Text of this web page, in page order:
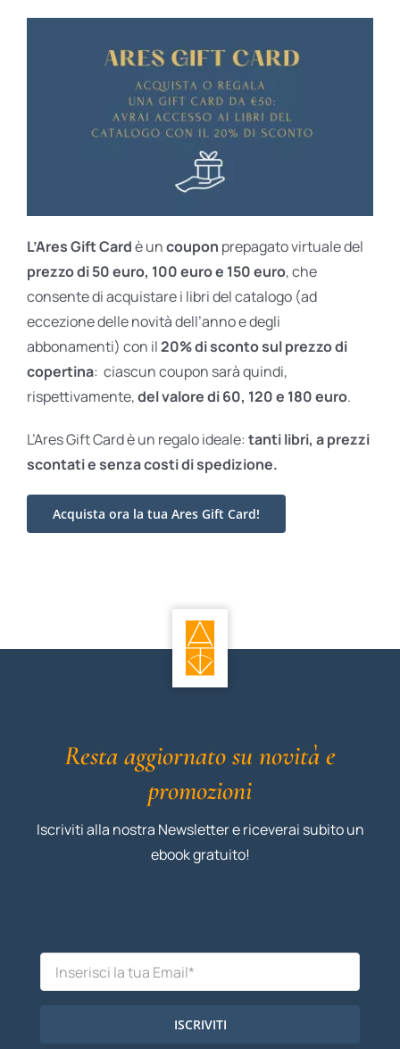
L’Ares Gift Cardè uncoupon prepagato virtuale del
prezzo di 50 euro, 100 euro e 150 euro, che
consente di acquistare i libri del catalogo (ad
eccezione delle novità dell’anno e degli
abbonamenti) con il20% di sconto sul prezzo di
copertina: ciascun coupon sarà quindi,
rispettivamente,del valore di 60, 120 e 180 euro.
L’Ares Gift Card è un regalo ideale: tanti libri, a prezzi
scontati esenza costi di spedizione.
Acquista ora la tua Ares Gift Card!
Resta aggiornato su novità e
promozioni
Iscriviti alla nostra Newsletter e riceverai subito un
ebook gratuito!
ISCRIVITI